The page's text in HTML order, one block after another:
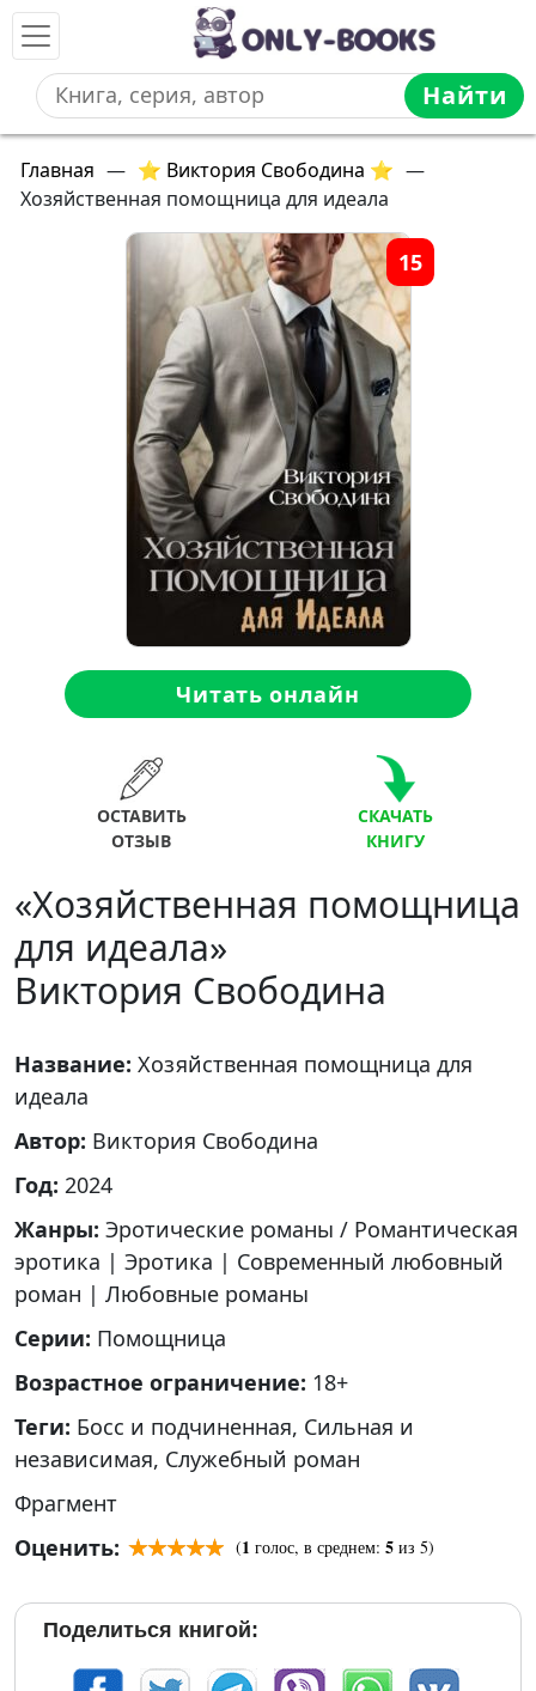
Найти
Главная — ⭐ Виктория Свободина ⭐ —
Хозяйственная помощница для идеала
15
Читать онлайн
ОСТАВИТЬ
ОТЗЫВ
СКАЧАТЬ
КНИГУ
«Хозяйственная помощница
для идеала»
Виктория Свободина
Название: Хозяйственная помощница для
идеала
Автор: Виктория Свободина
Год: 2024
Жанры: Эротические романы / Романтическая
эротика | Эротика | Современный любовный
роман | Любовные романы
Серии: Помощница
Возрастное ограничение: 18+
Теги: Босс и подчиненная, Сильная и
независимая, Служебный роман
Фрагмент
Оценить:
(1 голос, в среднем: 5 из 5)
Поделиться книгой: